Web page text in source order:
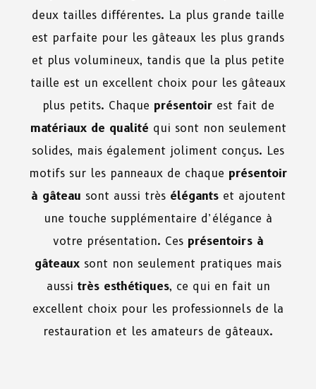
deux tailles différentes. La plus grande taille
est parfaite pour les gâteaux les plus grands
et plus volumineux, tandis que la plus petite
taille est un excellent choix pour les gâteaux
plus petits. Chaque présentoirest fait de
matériaux de qualité qui sont non seulement
solides, mais également joliment conçus. Les
motifs sur les panneaux de chaque présentoir
à gâteau sont aussi très élégantset ajoutent
une touche supplémentaire d’élégance à
votre présentation. Ces présentoirs à
gâteaux sont non seulement pratiques mais
aussi très esthétiques, ce qui en fait un
excellent choix pour les professionnels de la
restauration et les amateurs de gâteaux.